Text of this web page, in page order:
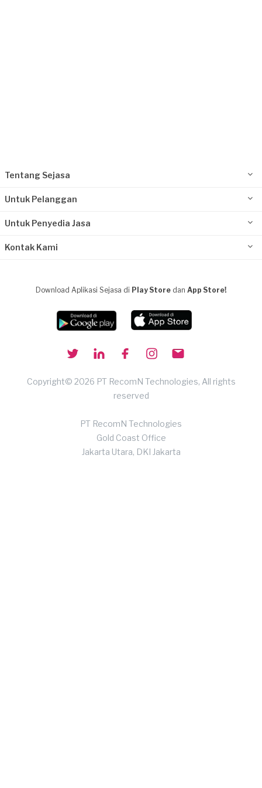
Tentang Sejasa
Untuk Pelanggan
Untuk Penyedia Jasa
Kontak Kami
Download Aplikasi Sejasa di Play Store dan App Store!
Copyright© 2026 PT RecomN Technologies, All rights
reserved
PT RecomN Technologies
Gold Coast Office
Jakarta Utara, DKI Jakarta